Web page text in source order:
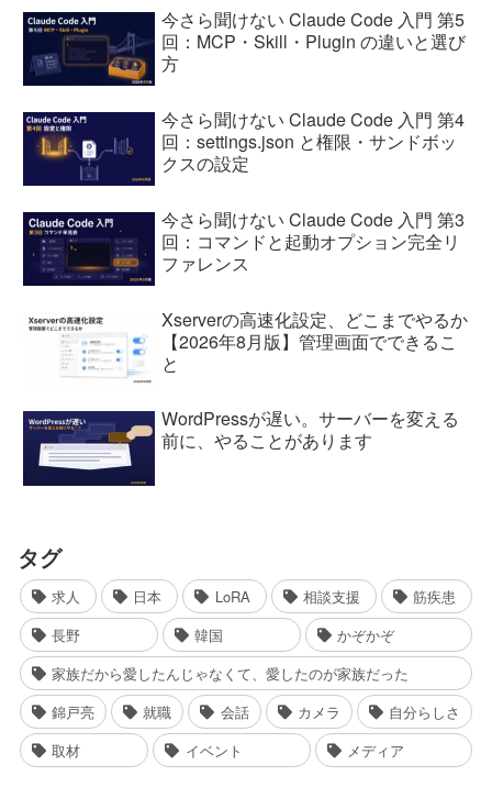
今さら聞けない Claude Code 入門 第5
回：MCP・Skill・Plugin の違いと選び
方
今さら聞けない Claude Code 入門 第4
回：settings.json と権限・サンドボッ
クスの設定
今さら聞けない Claude Code 入門 第3
回：コマンドと起動オプション完全リ
ファレンス
Xserverの高速化設定、どこまでやるか
【2026年8月版】管理画面でできるこ
と
WordPressが遅い。サーバーを変える
前に、やることがあります
タグ
求人 日本 LoRA 相談支援
筋疾患
長野
韓国
かぞかぞ
家族だから愛したんじゃなくて、愛したのが家族だった
錦戸亮
就職 会話 カメラ
自分らしさ
取材
イベント メディア